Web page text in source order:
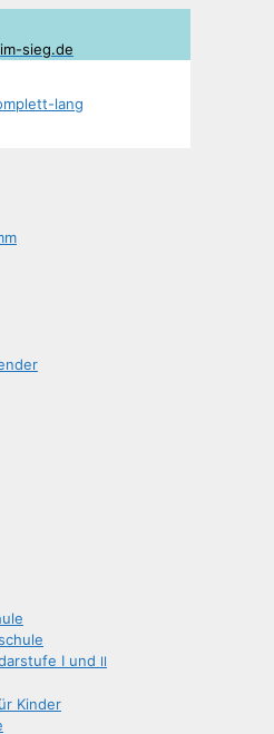
sieg.de
I und II
Kinder